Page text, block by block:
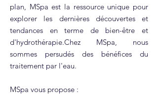
plan, MSpa est la ressource unique pour
explorer les dernières découvertes et
tendances en terme de bien-être et
d'hydrothérapie.Chez MSpa, nous
sommes persudés des bénéfices du
traitement par l'eau.
MSpa vous propose :